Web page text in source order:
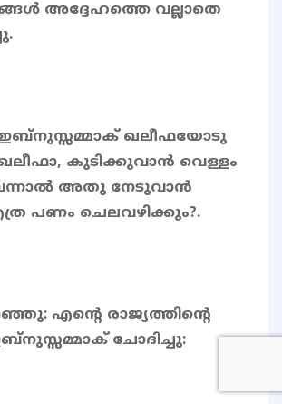
അദ്ദേഹത്തെ വല്ലാതെ
ഇബ്നുസ്സമ്മാക് ഖലീഫയോടു
കുടിക്കുവാൻ വെള്ളം
വന്നാൽ അതു നേടുവാൻ
പണം ചെലവഴിക്കും?.
എന്റെ രാജ്യത്തിന്റെ
ചോദിച്ചു: